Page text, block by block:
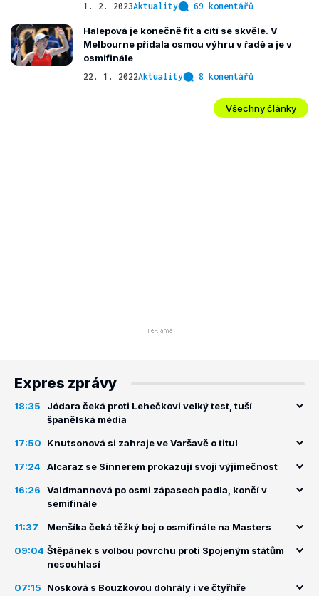
1. 2. 2023Aktuality 69 komentářů
Halepová je konečně fit a cítí se skvěle. V
Melbourne přidala osmou výhru v řadě a je v
osmifinále
22. 1. 2022Aktuality 8 komentářů
Všechny články
Expres zprávy
18:35
Jódara čeká proti Lehečkovi velký test, tuší
španělská média
17:50 Knutsonová si zahraje ve Varšavě o titul
17:24 Alcaraz se Sinnerem prokazují svoji výjimečnost
16:26
Valdmannová po osmi zápasech padla, končí v
semifinále
11:37 Menšíka čeká těžký boj o osmifinále na Masters
09:04 Štěpánek s volbou povrchu proti Spojeným státům
nesouhlasí
07:15 Nosková s Bouzkovou dohrály i ve čtyřhře